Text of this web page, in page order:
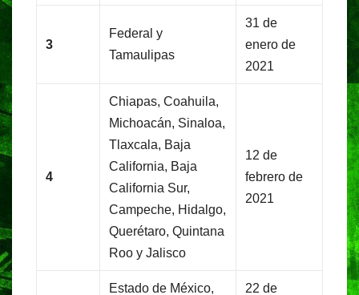
3
Federal y
Tamaulipas
31 de
enero de
2021
4
Chiapas, Coahuila,
Michoacán, Sinaloa,
Tlaxcala, Baja
California, Baja
California Sur,
Campeche, Hidalgo,
Querétaro, Quintana
Roo y Jalisco
12 de
febrero de
2021
Estado de México,
22 de